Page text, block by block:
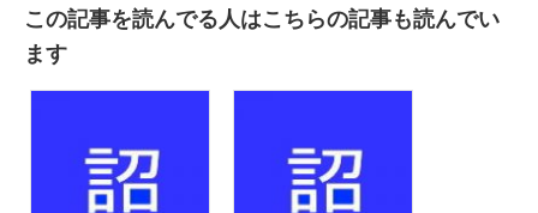
この記事を読んでる人はこちらの記事も読んでい
ます